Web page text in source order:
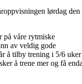
lørdag den
på våre rytmiske
av veldig gode
å tilby trening i 5/6 uker
å trene mer og få